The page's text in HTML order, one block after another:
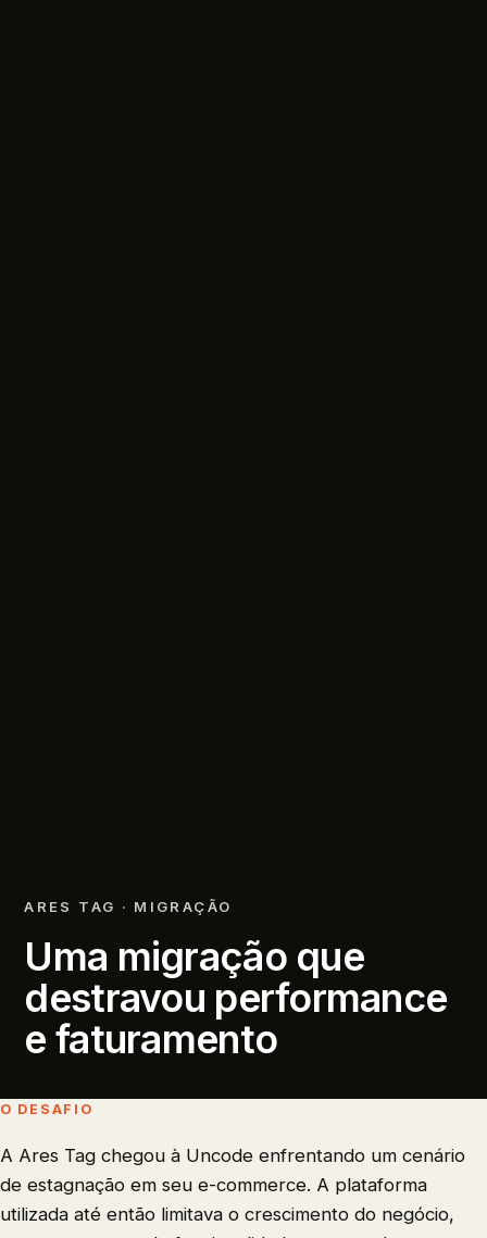
ARES TAG · MIGRAÇÃO
Uma migração que
destravou performance
e faturamento
O DESAFIO
A Ares Tag chegou à Uncode enfrentando um cenário
de estagnação em seu e-commerce. A plataforma
utilizada até então limitava o crescimento do negócio,